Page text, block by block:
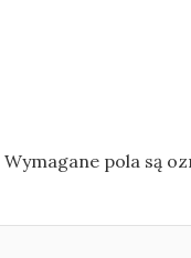
Wymagane pola są